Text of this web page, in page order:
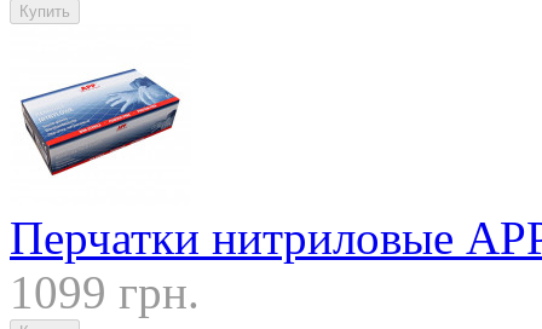
Перчатки нитриловые
1099 грн.